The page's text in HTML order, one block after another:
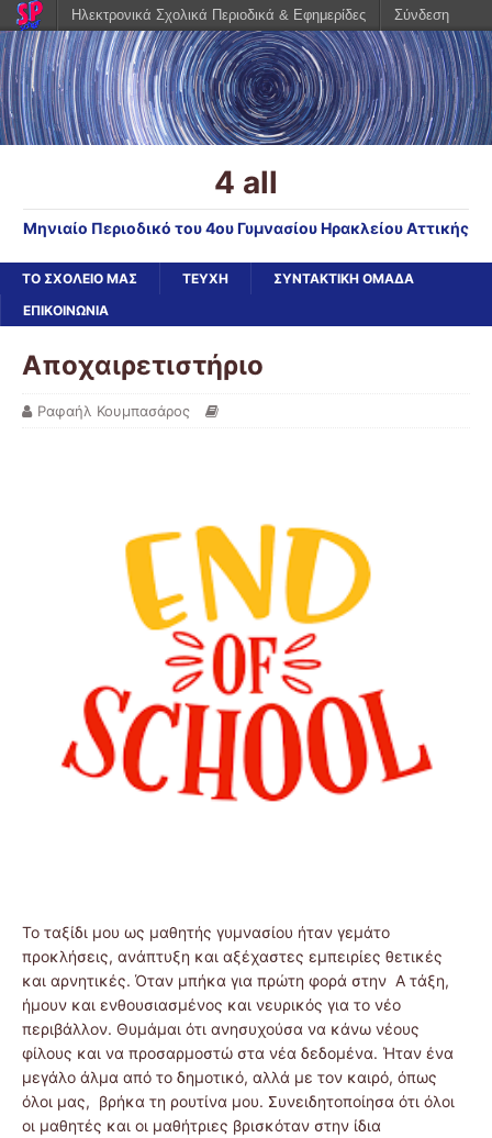
4 all
Μηνιαίο Περιοδικό του 4ου Γυμνασίου Ηρακλείου Αττικής
ΤΟ ΣΧΟΛΕΙΟ ΜΑΣ ΤΕΥΧΗ
ΣΥΝΤΑΚΤΙΚΗ ΟΜΑΔΑ
ΕΠΙΚΟΙΝΩΝΙΑ
Αποχαιρετιστήριο
Ραφαήλ Κουμπασάρος
Το ταξίδι μου ως μαθητής γυμνασίου ήταν γεμάτο
προκλήσεις, ανάπτυξη και αξέχαστες εμπειρίες θετικές
και αρνητικές. Όταν μπήκα για πρώτη φορά στην Α τάξη,
ήμουν και ενθουσιασμένος και νευρικός για το νέο
περιβάλλον. Θυμάμαι ότι ανησυχούσα να κάνω νέους
φίλους και να προσαρμοστώ στα νέα δεδομένα. Ήταν ένα
μεγάλο άλμα από το δημοτικό, αλλά με τον καιρό, όπως
όλοι μας, βρήκα τη ρουτίνα μου. Συνειδητοποίησα ότι όλοι
οι μαθητές και οι μαθήτριες βρισκόταν στην ίδια
Ηλεκτρονικά Σχολικά Περιοδικά & Εφημερίδες Σύνδεση